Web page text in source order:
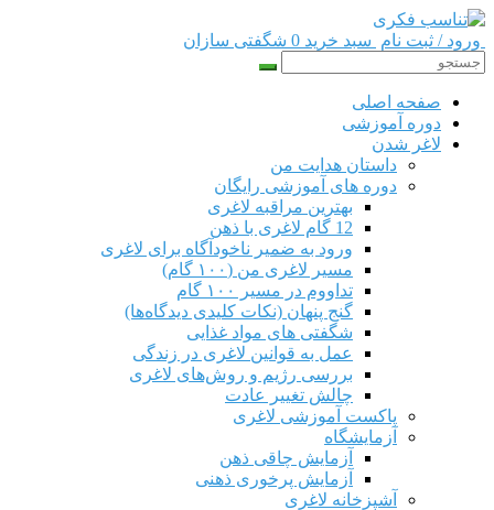
ورود / ثبت نام سبد خرید 0 شگفتی سازان
صفحه اصلی
دوره‌ آموزشی
لاغر شدن
داستان هدایت من
دوره های آموزشی رایگان
بهترین مراقبه لاغری
12 گام لاغری با ذهن
ورود به ضمیر ناخودآگاه برای لاغری
مسیر لاغری من (۱۰۰ گام)
تداووم در مسیر ۱۰۰ گام
گنج پنهان (نکات کلیدی دیدگاه‌ها)
شگفتی های مواد غذایی
عمل به قوانین لاغری در زندگی
بررسی رژیم‌ و روش‌های لاغری
چالش تغییر عادت
پاکست آموزشی لاغری
آزمایشگاه
آزمایش چاقی ذهن
آزمایش پرخوری ذهنی
آشپزخانه لاغری